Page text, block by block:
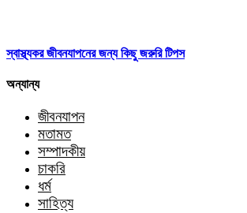
স্বাস্থ্যকর জীবনযাপনের জন্য কিছু জরুরি টিপস
অন্যান্য
জীবনযাপন
মতামত
সম্পাদকীয়
চাকরি
ধর্ম
সাহিত্য